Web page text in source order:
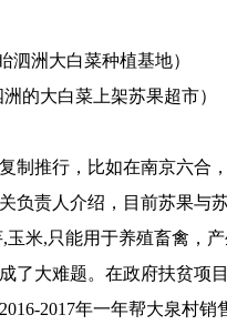
泗洲大白菜种植基地）
洲的大白菜上架苏果超市）
制推行，比如在南京六合
责人介绍，目前苏果与
米,只能用于养殖畜禽，
大难题。在政府扶贫项
2017年一年帮大泉村销